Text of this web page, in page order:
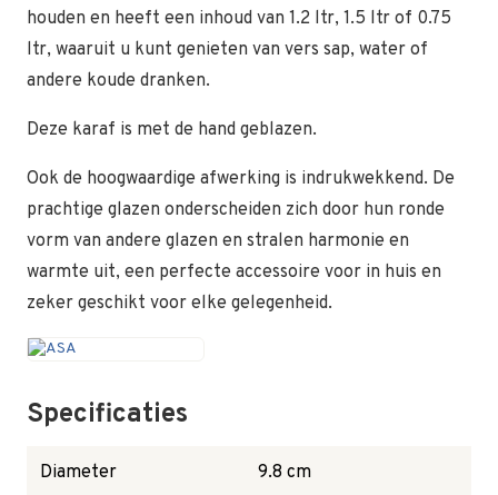
houden en heeft een inhoud van 1.2 ltr, 1.5 ltr of 0.75
ltr, waaruit u kunt genieten van vers sap, water of
andere koude dranken.
Deze karaf is met de hand geblazen.
Ook de hoogwaardige afwerking is indrukwekkend. De
prachtige glazen onderscheiden zich door hun ronde
vorm van andere glazen en stralen harmonie en
warmte uit, een perfecte accessoire voor in huis en
zeker geschikt voor elke gelegenheid.
Specificaties
Diameter 9.8 cm